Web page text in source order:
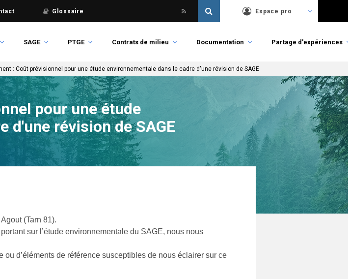
Glossaire Espace pro
SAGE PTGE Contrats de milieu Documentation Partage d'expériences
: Coût prévisionnel pour une étude environnementale dans le cadre d'une révision de SAGE
pour une étude
d'une révision de SAGE
(Tarn 81).
sur l’étude environnementale du SAGE, nous nous
ou d’éléments de référence susceptibles de nous éclairer sur ce